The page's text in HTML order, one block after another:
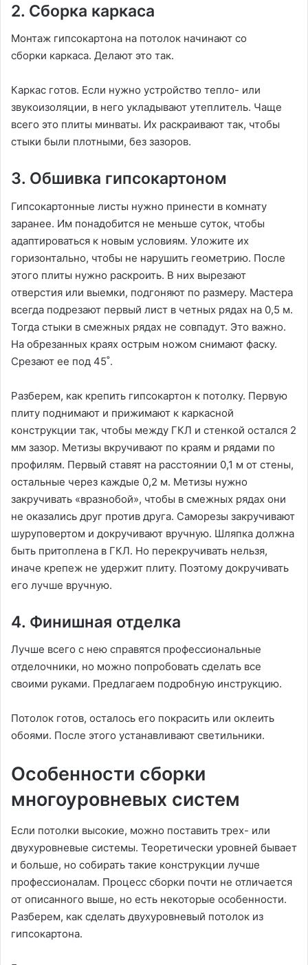
2. Сборка каркаса
Монтаж гипсокартона на потолок начинают со
сборки каркаса. Делают это так.
Каркас готов. Если нужно устройство тепло- или
звукоизоляции, в него укладывают утеплитель. Чаще
всего это плиты минваты. Их раскраивают так, чтобы
стыки были плотными, без зазоров.
3. Обшивка гипсокартоном
Гипсокартонные листы нужно принести в комнату
заранее. Им понадобится не меньше суток, чтобы
адаптироваться к новым условиям. Уложите их
горизонтально, чтобы не нарушить геометрию. После
этого плиты нужно раскроить. В них вырезают
отверстия или выемки, подгоняют по размеру. Мастера
всегда подрезают первый лист в четных рядах на 0,5 м.
Тогда стыки в смежных рядах не совпадут. Это важно.
На обрезанных краях острым ножом снимают фаску.
Срезают ее под 45˚.
Разберем, как крепить гипсокартон к потолку. Первую
плиту поднимают и прижимают к каркасной
конструкции так, чтобы между ГКЛ и стенкой остался 2
мм зазор. Метизы вкручивают по краям и рядами по
профилям. Первый ставят на расстоянии 0,1 м от стены,
остальные через каждые 0,2 м. Метизы нужно
закручивать «вразнобой», чтобы в смежных рядах они
не оказались друг против друга. Саморезы закручивают
шуруповертом и докручивают вручную. Шляпка должна
быть притоплена в ГКЛ. Но перекручивать нельзя,
иначе крепеж не удержит плиту. Поэтому докручивать
его лучше вручную.
4. Финишная отделка
Лучше всего с нею справятся профессиональные
отделочники, но можно попробовать сделать все
своими руками. Предлагаем подробную инструкцию.
Потолок готов, осталось его покрасить или оклеить
обоями. После этого устанавливают светильники.
Особенности сборки
многоуровневых систем
Если потолки высокие, можно поставить трех- или
двухуровневые системы. Теоретически уровней бывает
и больше, но собирать такие конструкции лучше
профессионалам. Процесс сборки почти не отличается
от описанного выше, но есть некоторые особенности.
Разберем, как сделать двухуровневый потолок из
гипсокартона.